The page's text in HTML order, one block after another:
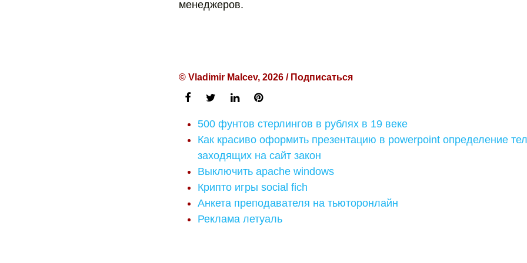
менеджеров.
© Vladimir Malcev, 2026 / Подписаться
500 фунтов стерлингов в рублях в 19 веке
Как красиво оформить презентацию в powerpoint определение
заходящих на сайт закон
Выключить apache windows
Крипто игры social fich
Анкета преподавателя на тьюторонлайн
Реклама летуаль